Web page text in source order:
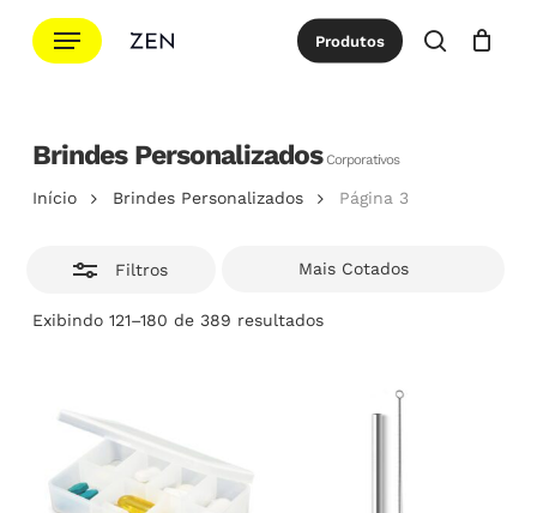
para
principal
Menu Produtos
procurar
Cotação Close
Brindes PersonalizadosCorporativos
Início Brindes Personalizados Página 3
Filtros
Exibindo 121–180 de 389 resultadosClassificado